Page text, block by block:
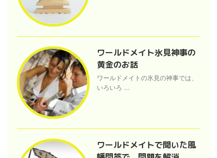
ワールドメイト氷見神事の
黄金のお話
ワールドメイトの氷見の神事では、
いろいろ ...
ワールドメイトで聞いた風